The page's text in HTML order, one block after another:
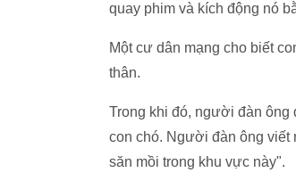
quay phim và kích động nó
Một cư dân mạng cho biết
thân.
Trong khi đó, người đàn ông
con chó. Người đàn ông viết
săn mồi trong khu vực này".